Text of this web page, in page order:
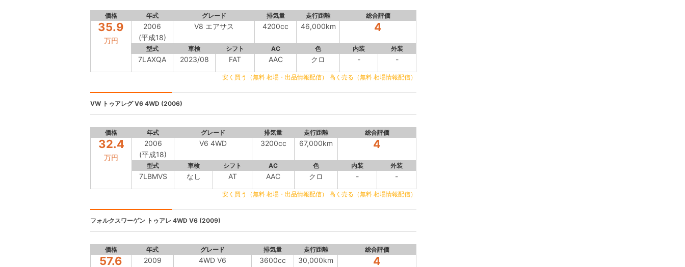
価格 年式 グレード 排気量 走行距離 総合評価
35.9
万円
2006
(平成18)
V8 エアサス 4200cc 46,000km 4
型式 車検 シフト AC 色 内装 外装
7LAXQA 2023/08 FAT AAC クロ - -
安く買う（無料 相場・出品情報配信） 高く売る（無料 相場情報配信）
VW トゥアレグV6 4WD (2006)
価格 年式 グレード 排気量 走行距離 総合評価
32.4
万円
2006
(平成18)
V6 4WD 3200cc 67,000km 4
型式 車検 シフト AC 色 内装 外装
7LBMVS なし AT AAC クロ - -
安く買う（無料 相場・出品情報配信） 高く売る（無料 相場情報配信）
フォルクスワーゲン トゥアレ 4WD V6 (2009)
価格 年式 グレード 排気量 走行距離 総合評価
57.6
2009
4WD V6 3600cc 30,000km 4